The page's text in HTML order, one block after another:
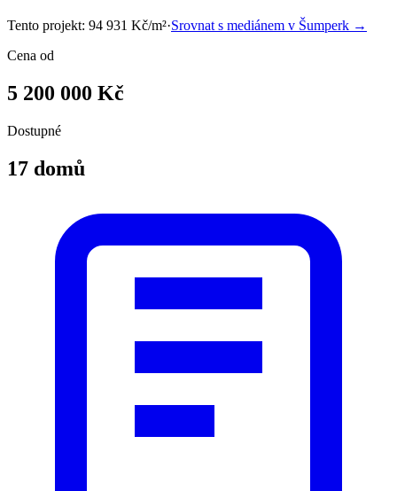
Tento projekt: 94 931 Kč/m²·Srovnat s mediánem v Šumperk →
Cena od
5 200 000 Kč
Dostupné
17 domů